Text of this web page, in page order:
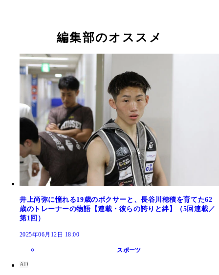
編集部のオススメ
井上尚弥に憧れる19歳のボクサーと、長谷川穂積を育てた62
歳のトレーナーの物語【連載・彼らの誇りと絆】（5回連載／
第1回）
2025年06月12日 18:00
スポーツ